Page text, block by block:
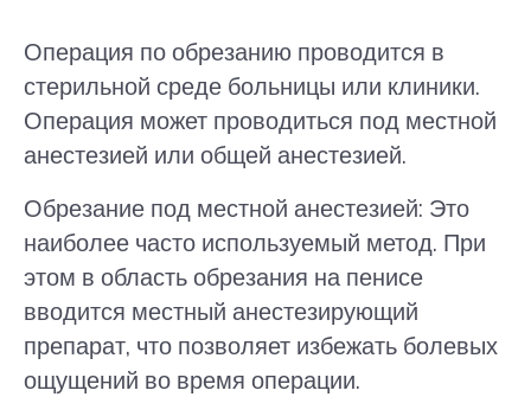
Операция по обрезанию проводится в
стерильной среде больницы или клиники.
Операция может проводиться под местной
анестезией или общей анестезией.
Обрезание под местной анестезией: Это
наиболее часто используемый метод. При
этом в область обрезания на пенисе
вводится местный анестезирующий
препарат, что позволяет избежать болевых
ощущений во время операции.